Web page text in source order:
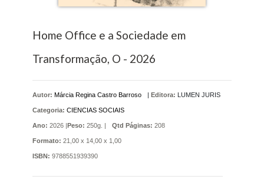
Home Office e a Sociedade em
Transformação, O - 2026
Autor: Márcia Regina Castro Barroso Editora: LUMEN JURIS
Categoria: CIENCIAS SOCIAIS
Ano: 2026 | Peso: 250g. | Qtd Páginas: 208
Formato: 21,00 x 14,00 x 1,00
ISBN: 9788551939390